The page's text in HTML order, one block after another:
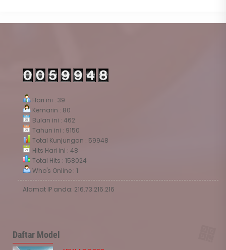
Hari ini : 39
Kemarin : 80
Bulan ini : 462
Tahun ini : 9150
Total Kunjungan : 59948
Hits Hari ini : 48
Total Hits : 158024
Who's Online : 1
Alamat IP anda: 216.73.216.216
Daftar Model